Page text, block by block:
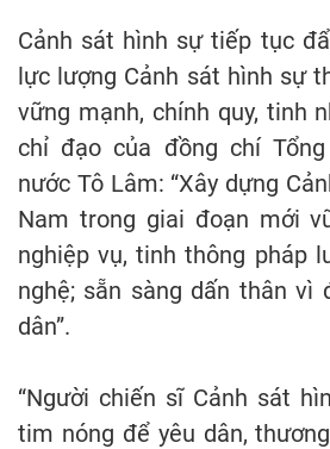
Cảnh sát hình sự tiếp tục
lực lượng Cảnh sát hình sự
vững mạnh, chính quy, tinh
chỉ đạo của đồng chí
nước Tô Lâm: “Xây dựng
Nam trong giai đoạn mới
nghiệp vụ, tinh thông pháp
nghệ; sẵn sàng dấn thân vì
dân”.
“Người chiến sĩ Cảnh sát
tim nóng để yêu dân,